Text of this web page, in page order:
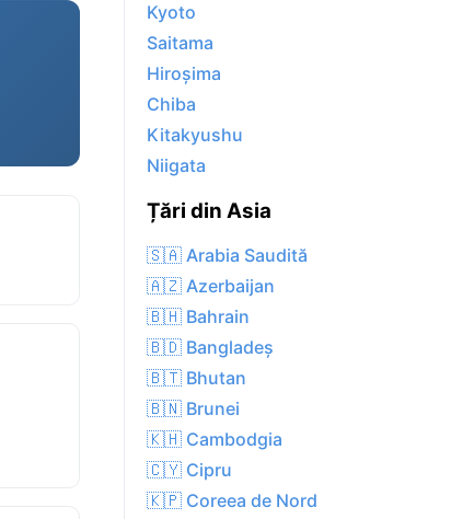
Kyoto
Saitama
Hiroșima
Chiba
Kitakyushu
Niigata
Țări din Asia
🇸🇦 Arabia Saudită
🇦🇿 Azerbaijan
🇧🇭 Bahrain
🇧🇩 Bangladeș
🇧🇹 Bhutan
🇧🇳 Brunei
🇰🇭 Cambodgia
🇨🇾 Cipru
🇰🇵 Coreea de Nord